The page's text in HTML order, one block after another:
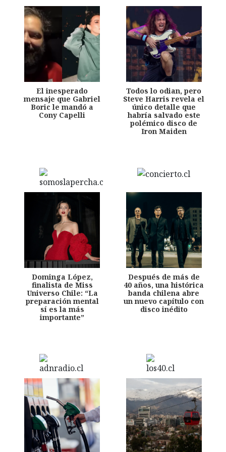
El inesperado
mensaje que Gabriel
Boric le mandó a
Cony Capelli
Todos lo odian, pero
Steve Harris revela el
único detalle que
habría salvado este
polémico disco de
Iron Maiden
Dominga López,
finalista de Miss
Universo Chile: “La
preparación mental
sí es la más
importante”
Después de más de
40 años, una histórica
banda chilena abre
un nuevo capítulo con
disco inédito